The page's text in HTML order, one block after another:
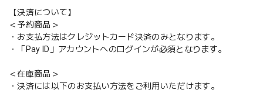
【決済について】
＜予約商品＞
・お支払方法はクレジットカード決済のみとなります。
・「Pay ID」アカウントへのログインが必須となります。
＜在庫商品＞
・決済には以下のお支払い方法をご利用いただけます。